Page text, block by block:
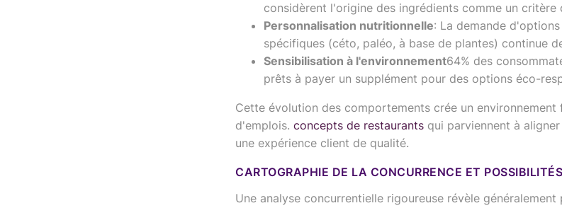
considèrent l'origine des ingrédients comme un
Personnalisation nutritionnelle: La demande
spécifiques (céto, paléo, à base de plantes) continue
Sensibilisation à l'environnement64% des
prêts à payer un supplément pour des options éco-
Cette évolution des comportements crée un environnement
d'emplois. concepts de restaurants qui parviennent à
une expérience client de qualité.
CARTOGRAPHIE DE LA CONCURRENCE ET
Une analyse concurrentielle rigoureuse révèle